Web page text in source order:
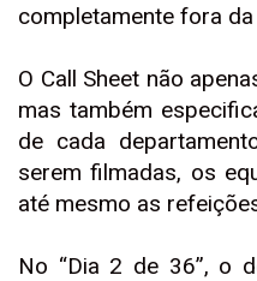
completamente fora da
O Call Sheet não
mas também
de cada
serem filmadas, os
até mesmo as
No “Dia 2 de 36”, o